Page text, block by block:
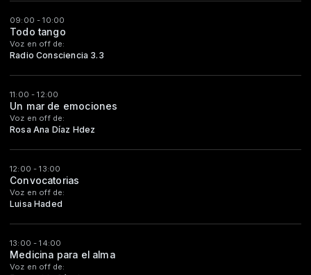
09:00 - 10:00
Todo tango
Voz en off de:
Radio Consciencia 3.3
11:00 - 12:00
Un mar de emociones
Voz en off de:
Rosa Ana Díaz Hdez
12:00 - 13:00
Convocatorias
Voz en off de:
Luisa Haded
13:00 - 14:00
Medicina para el alma
Voz en off de: